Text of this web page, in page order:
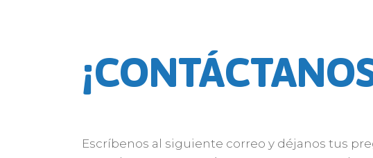
Escríbenos al siguiente correo y déjanos tus